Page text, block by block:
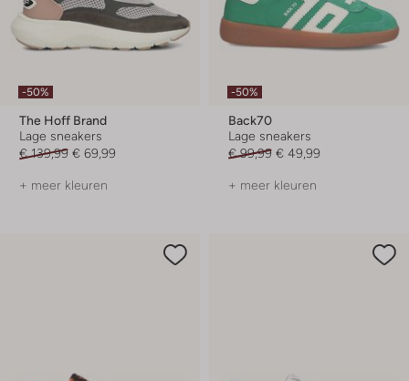
-50%
The Hoff Brand
Lage sneakers
€ 139,99 € 69,99
+ meer kleuren
-50%
Back70
Lage sneakers
€ 99,99 € 49,99
+ meer kleuren